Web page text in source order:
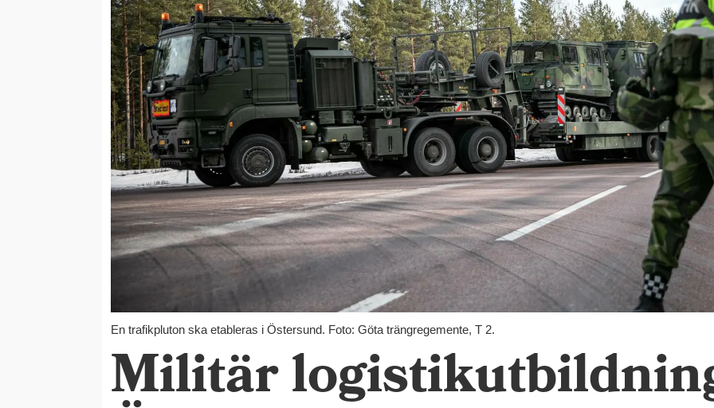
En trafikpluton ska etableras i Östersund. Foto: Göta trängregemente, T 2.
Militär